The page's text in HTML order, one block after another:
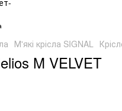
М'які крісла SIGNAL
M VELVET